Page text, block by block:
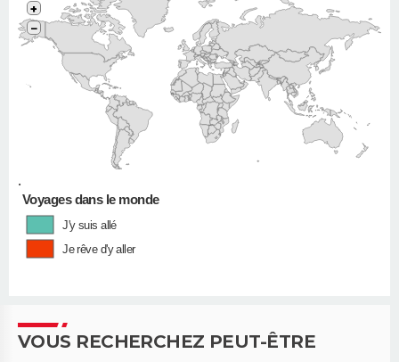
•
+
−
Voyages dans le monde
J'y suis allé
Je rêve d'y aller
VOUS RECHERCHEZ PEUT-ÊTRE